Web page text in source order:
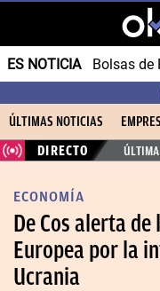
ES NOTICIA Bolsas de
ÚLTIMAS NOTICIAS
DIRECTO
ÚLTIMA
ECONOMÍA
De Cos alerta
Europea por la
Ucrania